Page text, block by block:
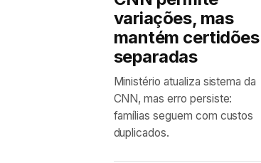
variações, mas
mantém certidões
separadas
Ministério atualiza sistema da
CNN, mas erro persiste:
famílias seguem com custos
duplicados.